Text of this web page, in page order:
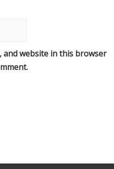
and website in this browser